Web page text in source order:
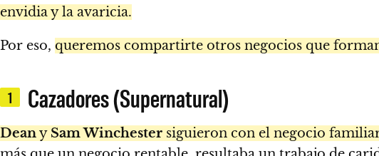
envidia y la avaricia.
Por eso, queremos compartirte otros negocios que
1 Cazadores (Supernatural)
Deany Sam Winchester siguieron con el negocio